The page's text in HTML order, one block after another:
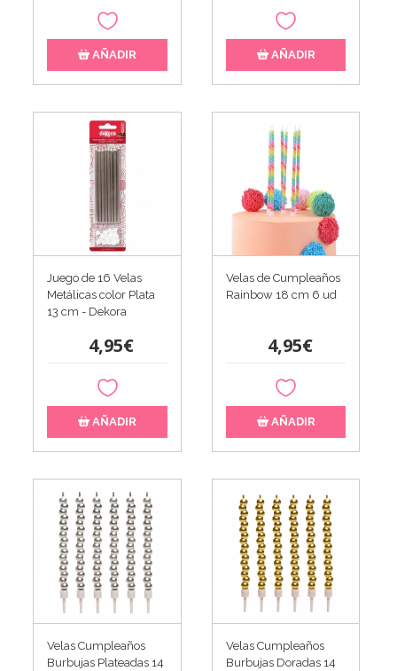
AÑADIR AÑADIR
Juego de 16 Velas
Metálicas color Plata
13 cm - Dekora
4,95€
AÑADIR
Velas de Cumpleaños
Rainbow 18 cm 6 ud
4,95€
AÑADIR
Velas Cumpleaños
Burbujas Plateadas 14
Velas Cumpleaños
Burbujas Doradas 14